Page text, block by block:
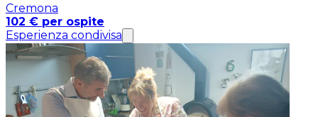
Cremona
102 € per ospite
Esperienza condivisa